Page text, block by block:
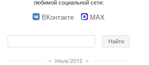
любимой социальной сети:
ВКонтакте MAX
◄ Июль'2012 ►